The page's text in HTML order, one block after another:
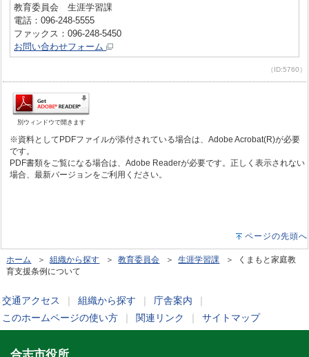
教育委員会 生涯学習課
電話：096-248-5555
ファックス：096-248-5450
お問い合わせフォーム
（ID:5760）
別ウィンドウで開きます
※資料としてPDFファイルが添付されている場合は、Adobe Acrobat(R)が必要
です。
PDF書類をご覧になる場合は、Adobe Readerが必要です。正しく表示されない
場合、最新バージョンをご利用ください。
ページの先頭へ
ホーム ＞組織から探す ＞教育委員会 ＞生涯学習課 ＞ くまもと家庭教
育支援条例について
交通アクセス 組織から探す 庁舎案内
このホームページの使い方
関連リンク サイトマップ
合志市役所